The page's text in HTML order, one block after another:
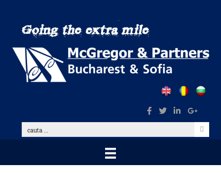
content
cauta
...